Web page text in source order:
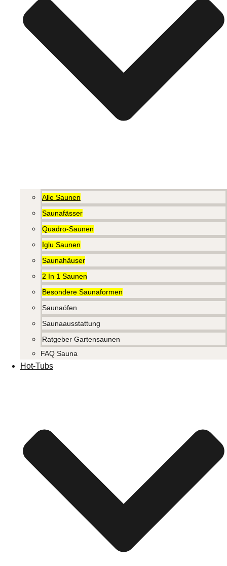
Alle Saunen
Saunafässer
Quadro-Saunen
Iglu Saunen
Saunahäuser
2 In 1 Saunen
Besondere Saunaformen
Saunaöfen
Saunaausstattung
Ratgeber Gartensaunen
FAQ Sauna
Hot-Tubs